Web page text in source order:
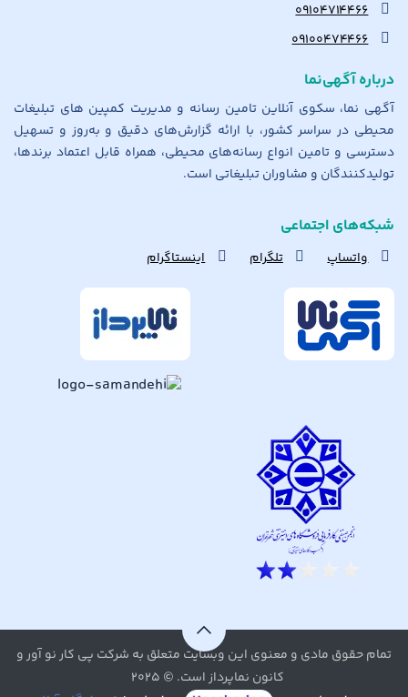
۰۹۱۰۴۷۱۴۴۶۶
۰۹۱۰۰۴۷۴۴۶۶
درباره آگهی‌نما
آگهی نما، سکوی آنلاین تامین رسانه و مدیریت کمپین های تبلیغات
محیطی در سراسر کشور، با ارائه گزارش‌های دقیق و به‌روز و تسهیل
دسترسی و تامین انواع رسانه‌های محیطی، همراه قابل اعتماد برندها،
تولیدکنندگان و مشاوران تبلیغاتی است.
شبکه‌های اجتماعی
واتساپ تلگرام اینستاگرام
تمام حقوق مادی و معنوی این وبسایت متعلق به شرکت پی کار نو آور و
کانون نماپرداز است. © ۲۰۲۵